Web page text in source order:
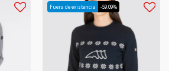
Fuera de existencia -59.09%